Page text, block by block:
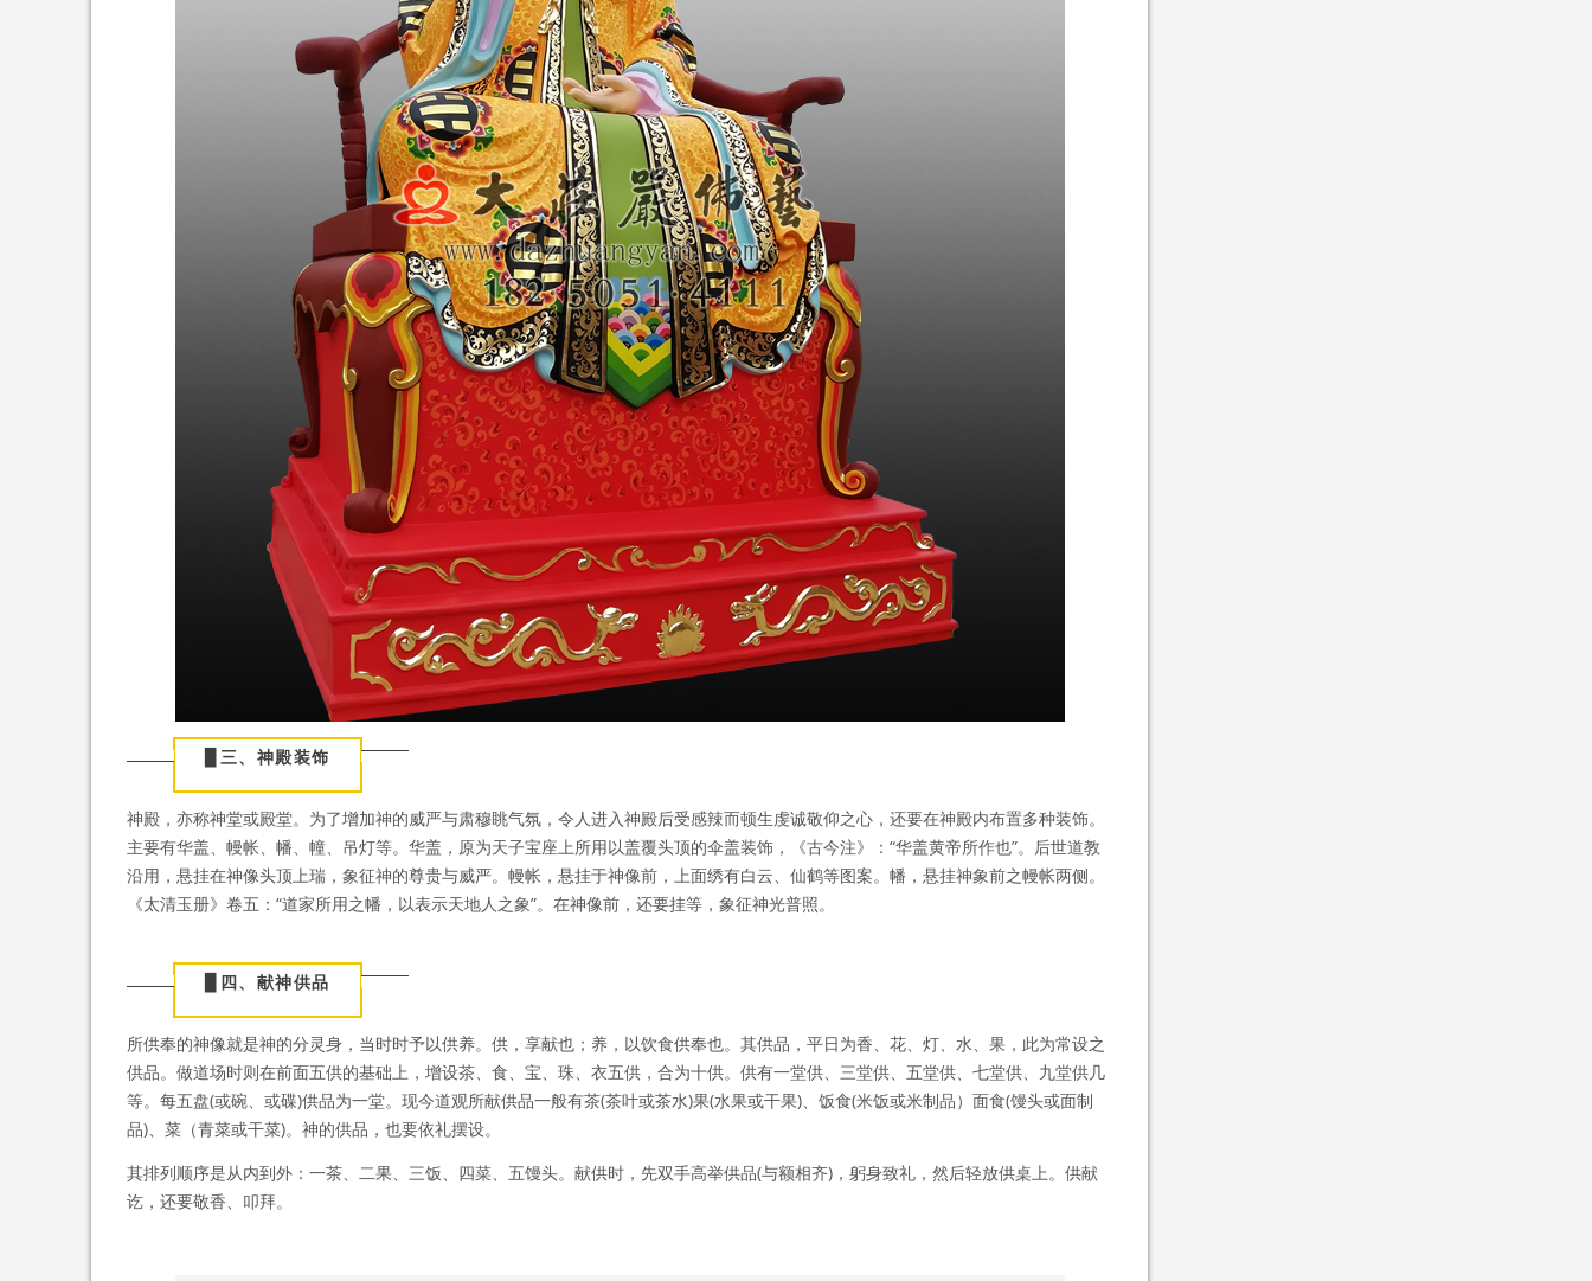
三、神殿装饰
神殿，亦称神堂或殿堂。为了增加神的威严与肃穆眺气氛，令人进入神殿后受感辣而顿生虔诚敬仰之心，还要在神殿内布置多种装饰。
主要有华盖、幔帐、幡、幢、吊灯等。华盖，原为天子宝座上所用以盖覆头顶的伞盖装饰，《古今注》：“华盖黄帝所作也”。后世道教
沿用，悬挂在神像头顶上瑞，象征神的尊贵与威严。幔帐，悬挂于神像前，上面绣有白云、仙鹤等图案。幡，悬挂神象前之幔帐两侧。
《太清玉册》卷五：“道家所用之幡，以表示天地人之象”。在神像前，还要挂等，象征神光普照。
四、献神供品
所供奉的神像就是神的分灵身，当时时予以供养。供，享献也；养，以饮食供奉也。其供品，平日为香、花、灯、水、果，此为常设之
供品。做道场时则在前面五供的基础上，增设茶、食、宝、珠、衣五供，合为十供。供有一堂供、三堂供、五堂供、七堂供、九堂供几
等。每五盘(或碗、或碟)供品为一堂。现今道观所献供品一般有茶(茶叶或茶水)果(水果或干果)、饭食(米饭或米制品）面食(馒头或面制
品)、菜（青菜或干菜)。神的供品，也要依礼摆设。
其排列顺序是从内到外：一茶、二果、三饭、四菜、五馒头。献供时，先双手高举供品(与额相齐)，躬身致礼，然后轻放供桌上。供献
讫，还要敬香、叩拜。